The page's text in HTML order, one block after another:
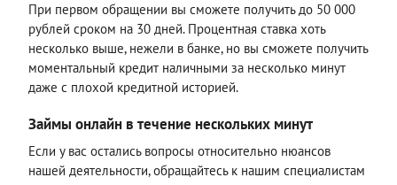
При первом обращении вы сможете получить до 50 000
рублей сроком на 30 дней. Процентная ставка хоть
несколько выше, нежели в банке, но вы сможете получить
моментальный кредит наличными за несколько минут
даже с плохой кредитной историей.
Займы онлайн в течение нескольких минут
Если у вас остались вопросы относительно нюансов
нашей деятельности, обращайтесь к нашим специалистам